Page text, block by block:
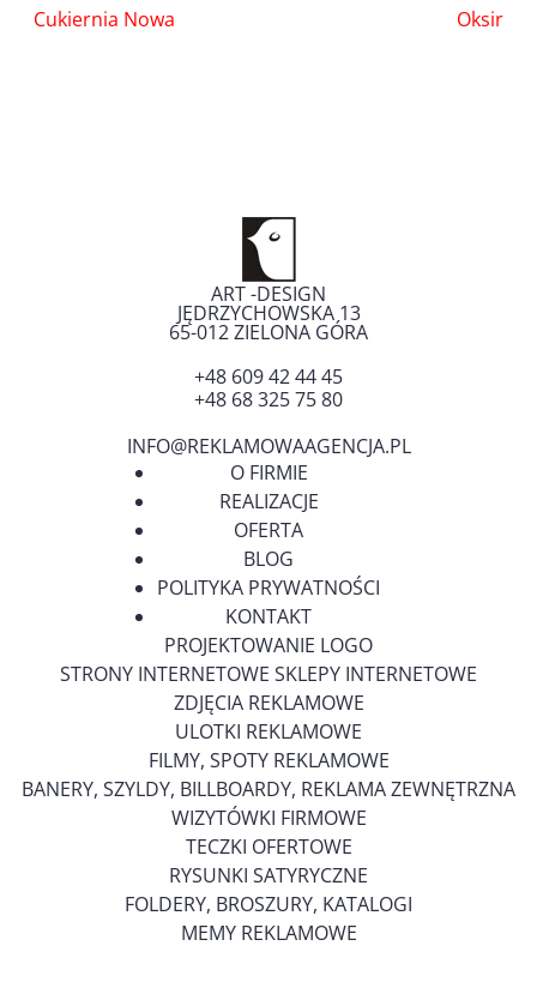
Nawigacja
Cukiernia Nowa Oksir
ART -DESIGN
JĘDRZYCHOWSKA 13
65-012ZIELONA GÓRA
+48 609 42 44 45
+48 68 325 75 80
INFO@REKLAMOWAAGENCJA.PL
O FIRMIE
REALIZACJE
OFERTA
BLOG
POLITYKA PRYWATNOŚCI
KONTAKT
PROJEKTOWANIE LOGO
STRONY INTERNETOWE SKLEPY INTERNETOWE
ZDJĘCIA REKLAMOWE
ULOTKI REKLAMOWE
FILMY, SPOTY REKLAMOWE
BANERY, SZYLDY, BILLBOARDY, REKLAMA ZEWNĘTRZNA
WIZYTÓWKI FIRMOWE
TECZKI OFERTOWE
RYSUNKI SATYRYCZNE
FOLDERY, BROSZURY, KATALOGI
MEMY REKLAMOWE